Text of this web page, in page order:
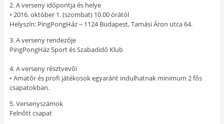
2. A verseny időpontja és helye
• 2016. október 1. (szombat) 10.00 órától
Helyszín: PingPongHáz – 1124 Budapest, Tamási Áron utca 64.
3. A verseny rendezője
PingPongHáz Sport és Szabadidő Klub
4. A verseny résztvevői
• Amatőr és profi játékosok egyaránt indulhatnak minimum 2 fős
csapatokban.
5. Versenyszámok
Felnőtt csapat